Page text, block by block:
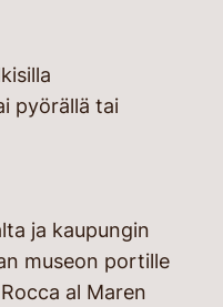
pyörällä tai
ja kaupungin
museon portille
al Maren